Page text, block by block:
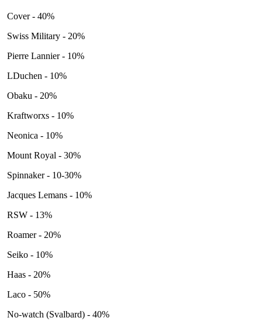
Cover - 40%
Swiss Military - 20%
Pierre Lannier - 10%
LDuchen - 10%
Obaku - 20%
Kraftworxs - 10%
Neonica - 10%
Mount Royal - 30%
Spinnaker - 10-30%
Jacques Lemans - 10%
RSW - 13%
Roamer - 20%
Seiko - 10%
Haas - 20%
Laco - 50%
No-watch (Svalbard) - 40%